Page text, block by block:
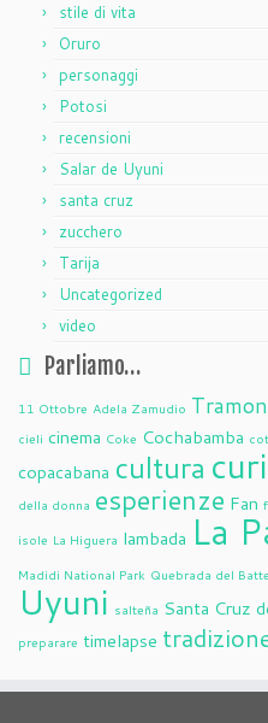
stile di vita
Oruro
personaggi
Potosi
recensioni
Salar de Uyuni
santa cruz
zucchero
Tarija
Uncategorized
video
Parliamo…
11 Ottobre Adela Zamudio
cieli cinema Coke Cochabamba
copacabana cultura
della donna esperienze Fan
isole La Higuera lambada La
Madidi National Park Quebrada del
Uyuni salteña Santa Cruz
preparare timelapse